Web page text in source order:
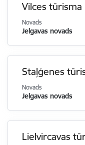
Vilces
Novads
Jelgavas novads
Staļģenes
Novads
Jelgavas novads
Lielvircavas